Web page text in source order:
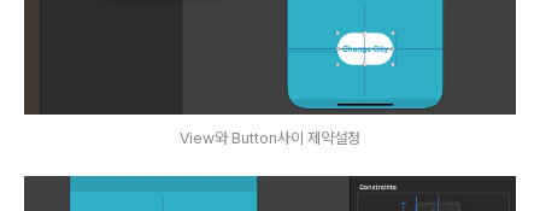
View와 Button사이 제약설정